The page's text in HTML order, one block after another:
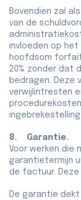
Bovendien zal
van de
invloeden op
hoofdsom
20% zonder dat
bedragen. Deze
verwijlintresten
ingebrekestelling
8. Garantie.
Voor werken die
garantietermijn
de factuur.
De garantie